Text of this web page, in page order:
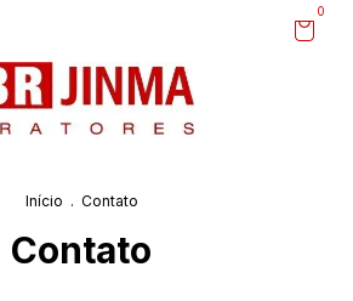
0
Início . Contato
Contato